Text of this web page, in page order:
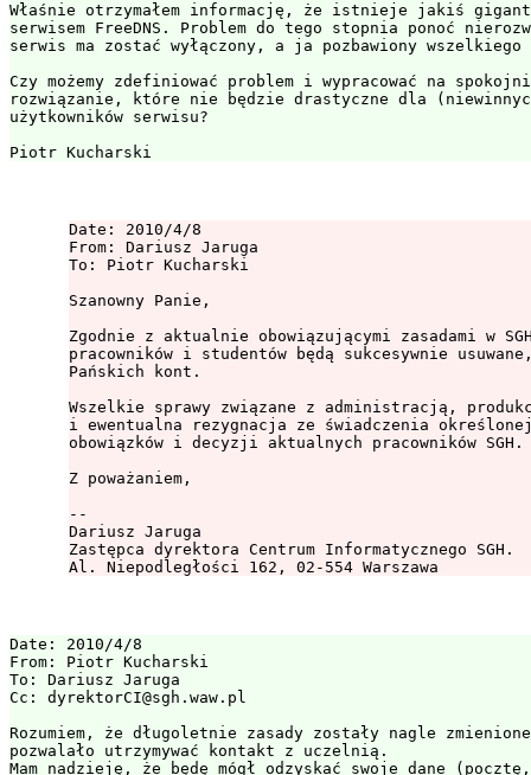
Właśnie otrzymałem informację, że istnieje jakiś
serwisem FreeDNS. Problem do tego stopnia ponoć
serwis ma zostać wyłączony, a ja pozbawiony wszelkiego
Czy możemy zdefiniować problem i wypracować na
rozwiązanie, które nie będzie drastyczne dla
użytkowników serwisu?
Date: 2010/4/8
From: Dariusz Jaruga
To: Piotr Kucharski
Szanowny Panie,
Zgodnie z aktualnie obowiązującymi zasadami w
pracowników i studentów będą sukcesywnie
Pańskich kont.
Wszelkie sprawy związane z administracją,
i ewentualna rezygnacja ze świadczenia
obowiązków i decyzji aktualnych pracowników SGH.
Z poważaniem,
--
Dariusz Jaruga
Zastępca dyrektora Centrum Informatycznego SGH.
Date: 2010/4/8
From: Piotr Kucharski
To: Dariusz Jaruga
Cc: dyrektorCI@sgh.waw.pl
Rozumiem, że długoletnie zasady zostały nagle
pozwalało utrzymywać kontakt z uczelnią.
Mam nadzieję, że będę mógł odzyskać swoje dane